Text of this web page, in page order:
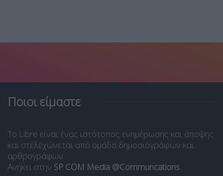
Ποιοι είμαστε
Το Libre είναι ένας ιστότοπος ενημέρωσης και άποψης
και στελεχώνεται από ομάδα δημοσιογράφων και
αρθρογράφων.
Ανήκει στην SP COM Media @Communcations